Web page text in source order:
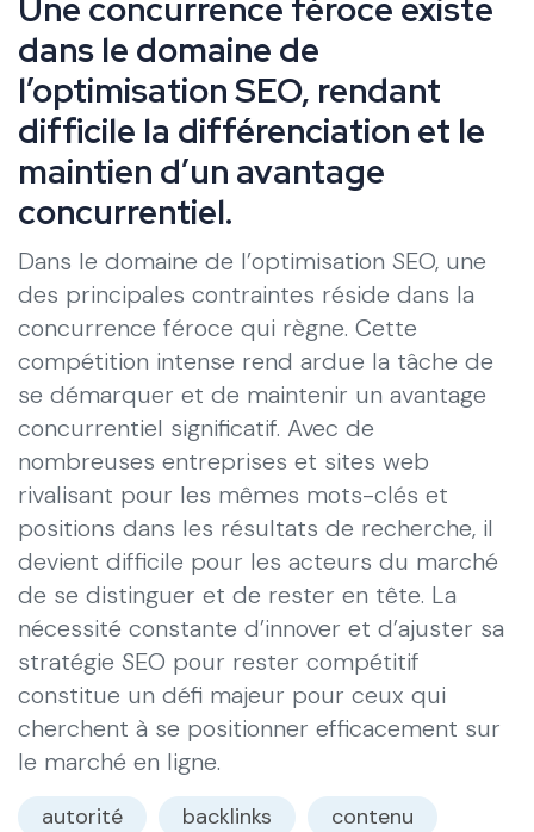
Une concurrence féroce existe
dans le domaine de
l’optimisation SEO, rendant
difficile la différenciation et le
maintien d’un avantage
concurrentiel.
Dans le domaine de l’optimisation SEO, une
des principales contraintes réside dans la
concurrence féroce qui règne. Cette
compétition intense rend ardue la tâche de
se démarquer et de maintenir un avantage
concurrentiel significatif. Avec de
nombreuses entreprises et sites web
rivalisant pour les mêmes mots-clés et
positions dans les résultats de recherche, il
devient difficile pour les acteurs du marché
de se distinguer et de rester en tête. La
nécessité constante d’innover et d’ajuster sa
stratégie SEO pour rester compétitif
constitue un défi majeur pour ceux qui
cherchent à se positionner efficacement sur
le marché en ligne.
autorité backlinks
contenu